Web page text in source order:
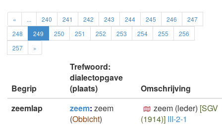
« ... 240 241 242 243 244 245 246
247
248
249 250 251 252 253 254 255
256
257
»
Begrip
Trefwoord:
dialectopgave
(plaats)
Omschrijving
zeemlap
zeem: zeem
(Obbicht)
zeem (leder) [SGV
(1914)] III-2-1